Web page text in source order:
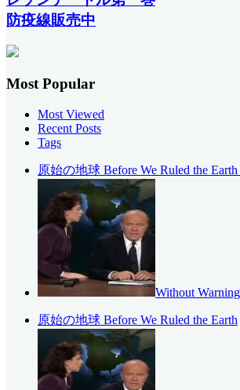
防疫線販売中
Most Popular
Most Viewed
Recent Posts
Tags
原始の地球 Before We Ruled the Earth
Without
原始の地球 Before We Ruled the Earth